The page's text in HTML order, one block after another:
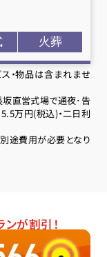
火葬
・物品は含まれませ
直営式場で通夜･告
万円(税込)・二日利
途費用が必要となり
が割引！